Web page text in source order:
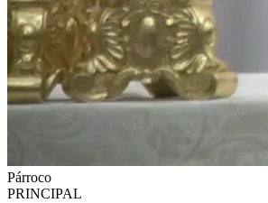
Párroco
PRINCIPAL